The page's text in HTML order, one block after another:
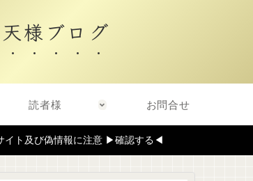
様ブログ
読者様 お問合せ
イト及び偽情報に注意 ▶確認する◀